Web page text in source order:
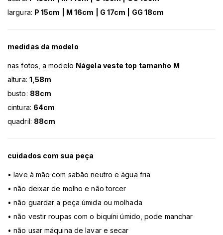
largura: P 15cm | M 16cm | G 17cm | GG 18cm
medidas da modelo
nas fotos, a modelo Nágela veste top tamanho M
altura: 1,58m
busto: 88cm
cintura: 64cm
quadril: 88cm
cuidados com sua peça
• lave à mão com sabão neutro e água fria
• não deixar de molho e não torcer
• não guardar a peça úmida ou molhada
• não vestir roupas com o biquíni úmido, pode manchar
• não usar máquina de lavar e secar